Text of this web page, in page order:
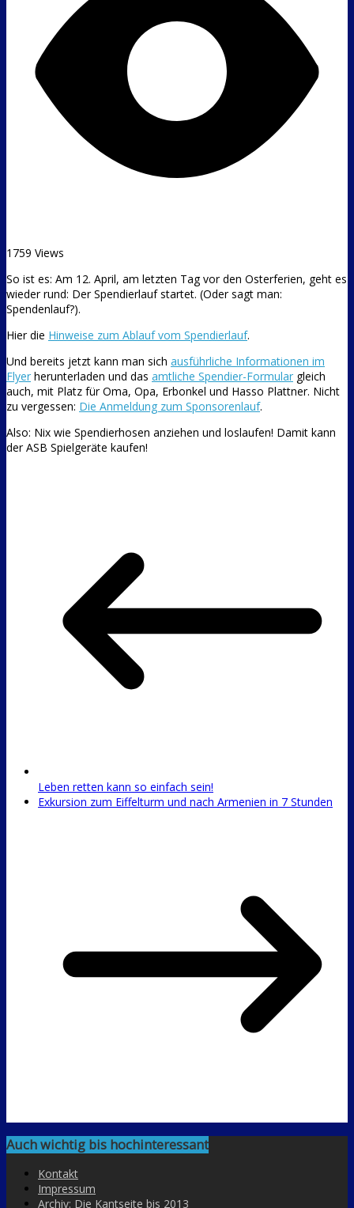
1759 Views
So ist es: Am 12. April, am letzten Tag vor den Osterferien, geht es
wieder rund: Der Spendierlauf startet. (Oder sagt man:
Spendenlauf?).
Hier die Hinweise zum Ablauf vom Spendierlauf.
Und bereits jetzt kann man sich ausführliche Informationen im
Flyer herunterladen und das amtliche Spendier-Formular gleich
auch, mit Platz für Oma, Opa, Erbonkel und Hasso Plattner. Nicht
zu vergessen: Die Anmeldung zum Sponsorenlauf.
Also: Nix wie Spendierhosen anziehen und loslaufen! Damit kann
der ASB Spielgeräte kaufen!
Leben retten kann so einfach sein!
Exkursion zum Eiffelturm und nach Armenien in 7 Stunden
Auch wichtig bis hochinteressant
Kontakt
Impressum
Archiv: Die Kantseite bis 2013